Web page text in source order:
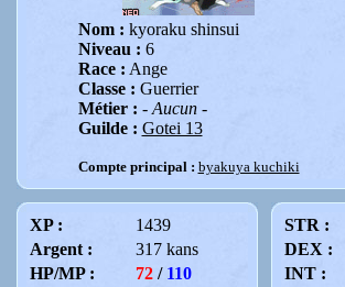
Nom : kyoraku shinsui
Niveau : 6
Race : Ange
Classe : Guerrier
Métier : - Aucun -
Guilde : Gotei 13
Compte principal : byakuya kuchiki
XP :
1439
Argent :
317 kans
HP/MP :
72 / 110
STR :
DEX :
INT :